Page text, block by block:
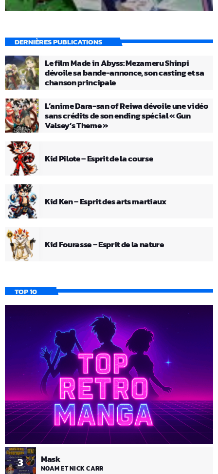
DERNIÈRES PUBLICATIONS
Le film Made in Abyss: Mezameru Shinpi
dévoile sa bande-annonce, son casting et sa
chanson principale
L’anime Dara-san of Reiwa dévoile une vidéo
sans crédits de son ending spécial « Gun
Valsey’s Theme »
Kid Pilote – Esprit de la course
Kid Ken – Esprit des arts martiaux
Kid Fourasse – Esprit de la nature
TOP 10
3 Mask
NOAM ET NICK CARR